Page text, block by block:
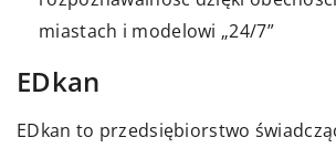
miastach i modelowi „24/7”
EDkan
EDkan to przedsiębiorstwo